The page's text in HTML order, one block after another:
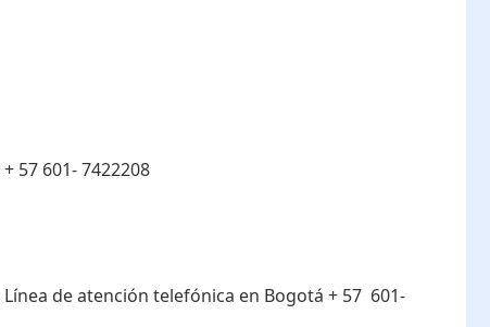
+ 57 601- 7422208
Línea de atención telefónica en Bogotá ​+ 57 601-